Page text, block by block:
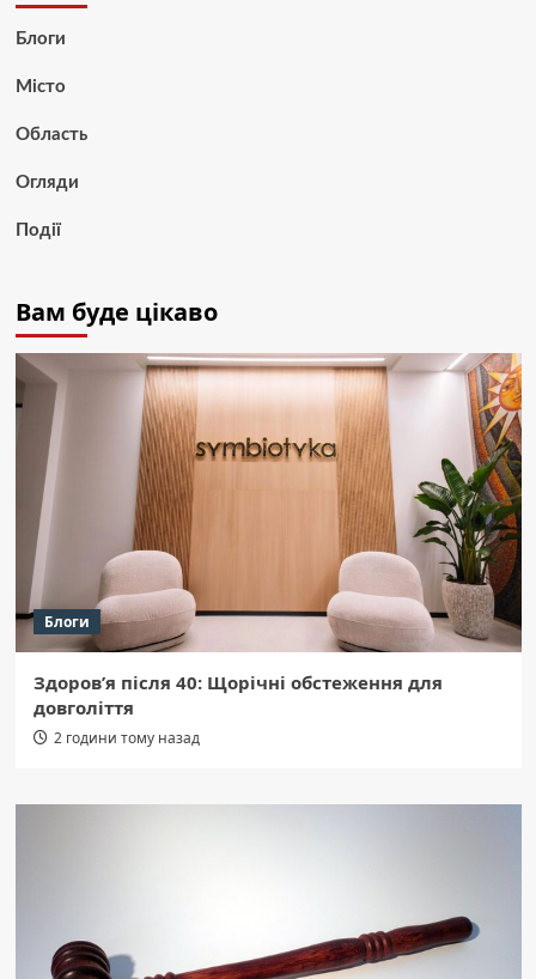
Блоги
Місто
Область
Огляди
Події
Вам буде цікаво
Блоги
Здоров’я після 40: Щорічні обстеження для
довголіття
2 години тому назад